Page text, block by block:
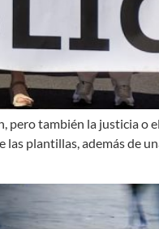
pero también la justicia o
plantillas, además de